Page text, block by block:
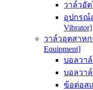
วาล์วอัต
อุปกรณ์
Vibrator]
วาล์วอุตสาห
Equipment]
บอลวาล์
บอลวาล์
ข้อต่อสแ